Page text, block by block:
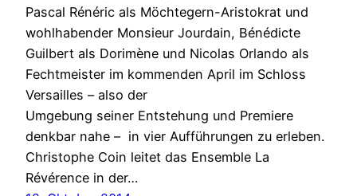
Pascal Rénéric als Möchtegern-Aristokrat und
wohlhabender Monsieur Jourdain, Bénédicte
Guilbert als Dorimène und Nicolas Orlando als
Fechtmeister im kommenden April im Schloss
Versailles – also der
Umgebung seiner Entstehung und Premiere
denkbar nahe – in vier Aufführungen zu erleben.
Christophe Coin leitet das Ensemble La
Révérence in der…